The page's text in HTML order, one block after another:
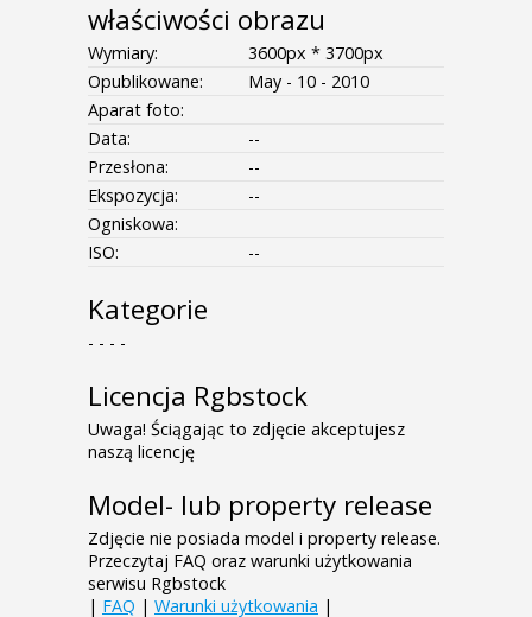
właściwości obrazu
Wymiary:
3600px * 3700px
Opublikowane:
May - 10 - 2010
Aparat foto:
Data:
--
Przesłona:
--
Ekspozycja:
--
Ogniskowa:
ISO:
--
Kategorie
- - - -
Licencja Rgbstock
Uwaga! Ściągając to zdjęcie akceptujesz
naszą licencję
Model- lub property release
Zdjęcie nie posiada model i property release.
Przeczytaj FAQ oraz warunki użytkowania
serwisu Rgbstock
| FAQ | Warunki użytkowania |